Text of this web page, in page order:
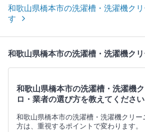
和歌山県橋本市の洗濯槽・洗濯機ク
す
和歌山県橋本市の洗濯槽・洗濯機ク
和歌山県橋本市の洗濯槽・洗濯機
ロ・業者の選び方を教えてください
和歌山県橋本市の洗濯槽・洗濯機クリ
方は、重視するポイントで変わります。